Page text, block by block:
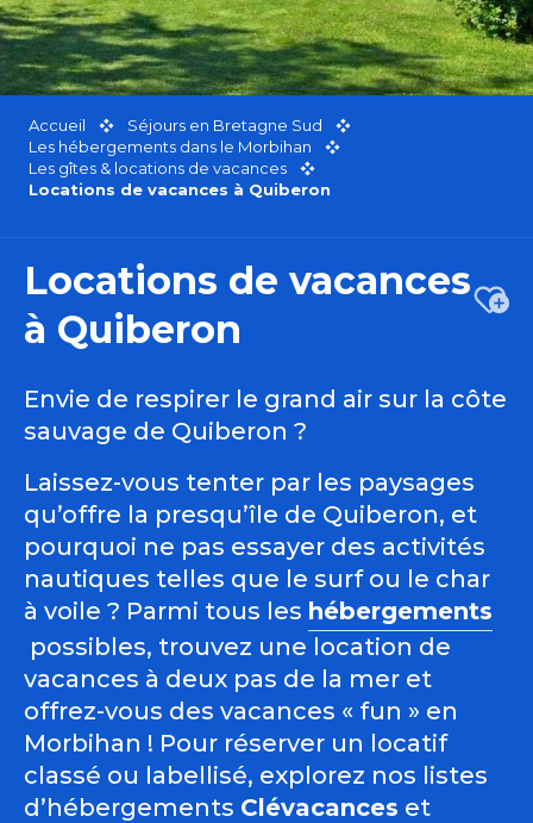
Accueil
Séjours en Bretagne Sud
Les hébergements dans le Morbihan
Les gîtes & locations de vacances
Locations de vacances à Quiberon
Locations de vacances
à Quiberon
Envie de respirer le grand air sur la côte
sauvage de Quiberon ?
Laissez-vous tenter par les paysages
qu’offre la presqu’île de Quiberon, et
pourquoi ne pas essayer des activités
nautiques telles que le surf ou le char
à voile ? Parmi tous les hébergements
possibles, trouvez une location de
vacances à deux pas de la mer et
offrez-vous des vacances « fun » en
Morbihan ! Pour réserver un locatif
classé ou labellisé, explorez nos listes
d’hébergements Clévacances et